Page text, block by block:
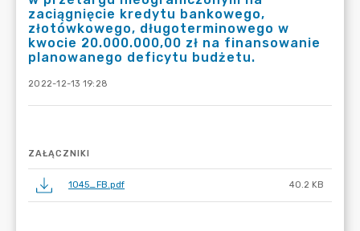
zaciągnięcie kredytu bankowego,
złotówkowego, długoterminowego w
kwocie 20.000.000,00 zł na finansowanie
planowanego deficytu budżetu.
2022-12-13 19:28
ZAŁĄCZNIKI
1045_FB.pdf 40.2 KB